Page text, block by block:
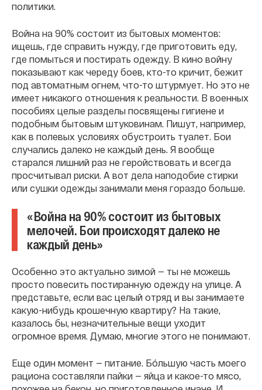
политики.
Война на 90% состоит из бытовых моментов:
ищешь, где справить нужду, где приготовить еду,
где помыться и постирать одежду. В кино войну
показывают как череду боев, кто-то кричит, бежит
под автоматным огнем, что-то штурмует. Но это не
имеет никакого отношения к реальности. В военных
пособиях целые разделы посвящены гигиене и
подобным бытовым штуковинам. Пишут, например,
как в полевых условиях обустроить туалет. Бои
случались далеко не каждый день. Я вообще
старался лишний раз не геройствовать и всегда
просчитывал риски. А вот дела наподобие стирки
или сушки одежды занимали меня гораздо больше.
«Война на 90% состоит из бытовых
мелочей. Бои происходят далеко не
каждый день»
Особенно это актуально зимой — ты не можешь
просто повесить постиранную одежду на улице. А
представьте, если вас целый отряд и вы занимаете
какую-нибудь крошечную квартиру? На такие,
казалось бы, незначительные вещи уходит
огромное время. Думаю, многие этого не понимают.
Еще один момент — питание. Бóльшую часть моего
рациона составляли пайки — яйца и какое-то мясо,